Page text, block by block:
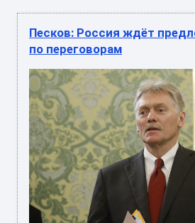
Песков: Россия ждёт
по переговорам